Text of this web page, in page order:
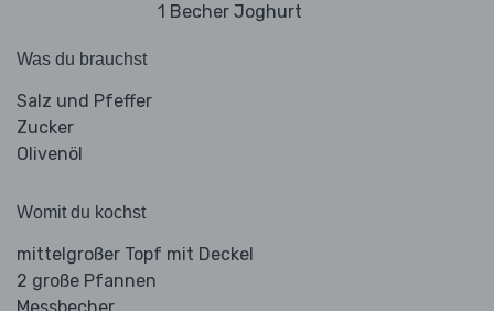
1 Becher Joghurt
Was du brauchst
Salz und Pfeffer
Zucker
Olivenöl
Womit du kochst
mittelgroßer Topf mit Deckel
2 große Pfannen